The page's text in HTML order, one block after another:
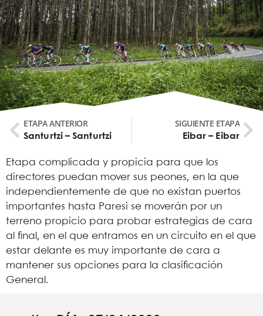
ETAPA ANTERIOR
Santurtzi – Santurtzi
SIGUIENTE ETAPA
Eibar – Eibar
Etapa complicada y propicia para que los
directores puedan mover sus peones, en la que
independientemente de que no existan puertos
importantes hasta Paresi se moverán por un
terreno propicio para probar estrategias de cara
al final, en el que entramos en un circuito en el que
estar delante es muy importante de cara a
mantener sus opciones para la clasificación
General.